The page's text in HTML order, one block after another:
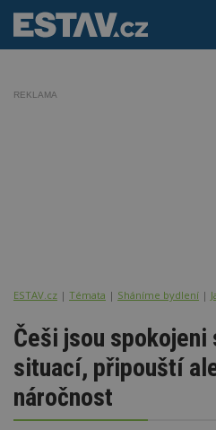
REKLAMA
ESTAV.cz Témata Sháníme bydlení
Češi jsou spokojeni
situací, připouští
náročnost